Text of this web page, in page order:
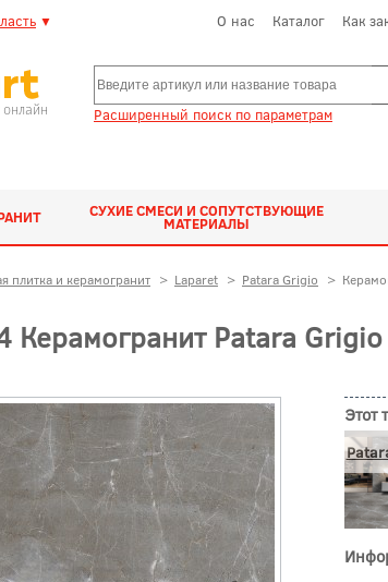
▼ О нас Каталог Как
онлайн Расширенный поиск по параметрам
СУХИЕ СМЕСИ И СОПУТСТВУЮЩИЕ
МАТЕРИАЛЫ
плитка и керамогранит > Laparet > Patara Grigio >
Керамогранит Patara
Этот